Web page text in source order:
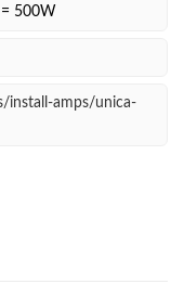
500W
install-amps/unica-